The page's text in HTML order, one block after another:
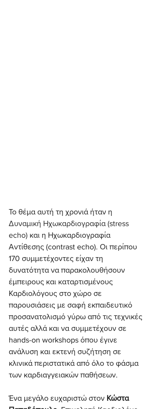
Το θέμα αυτή τη χρονιά ήταν η
Δυναμική Ηχωκαρδιογραφία (stress
echo) και η Ηχωκαρδιογραφία
Αντίθεσης (contrast echo). Οι περίπου
170 συμμετέχοντες είχαν τη
δυνατότητα να παρακολουθήσουν
έμπειρους και καταρτισμένους
Καρδιολόγους στο χώρο σε
παρουσιάσεις με σαφή εκπαιδευτικό
προσανατολισμό γύρω από τις τεχνικές
αυτές αλλά και να συμμετέχουν σε
hands-on workshops όπου έγινε
ανάλυση και εκτενή συζήτηση σε
κλινικά περιστατικά από όλο το φάσμα
των καρδιαγγειακών παθήσεων.
Ένα μεγάλο ευχαριστώ στον Κώστα